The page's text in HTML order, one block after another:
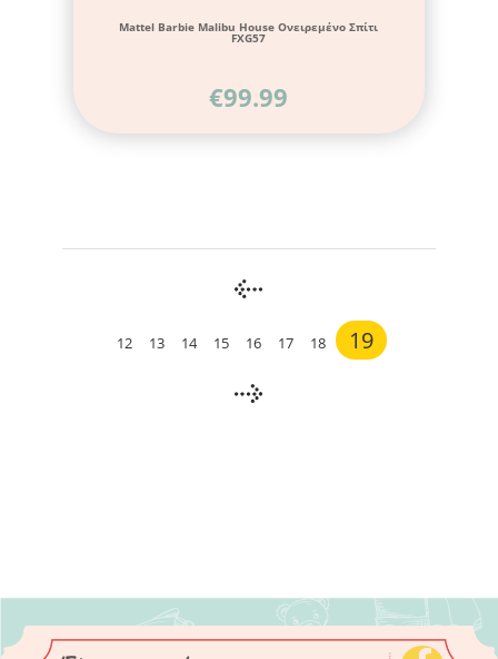
Mattel Barbie Malibu House Ονειρεμένο Σπίτι
FXG57
€99.99
12 13 14 15 16 17 18 19